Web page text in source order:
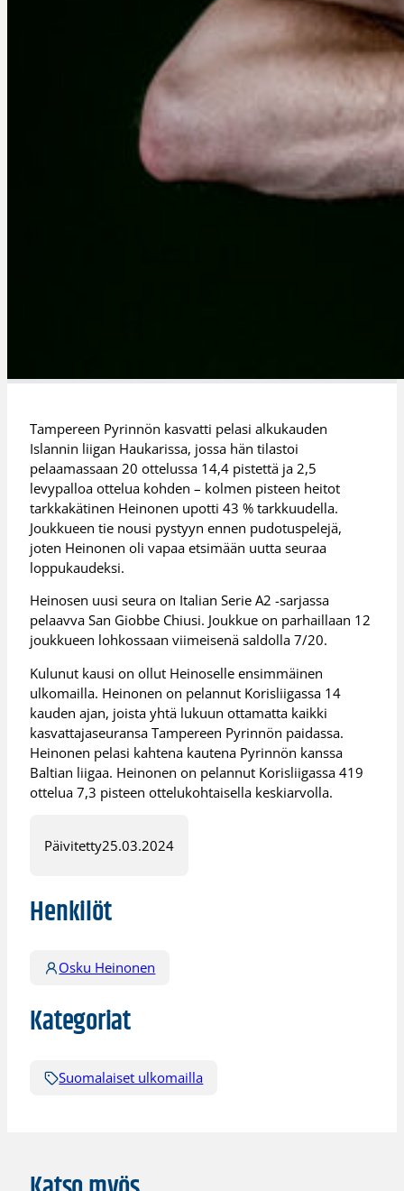
Tampereen Pyrinnön kasvatti pelasi alkukauden
Islannin liigan Haukarissa, jossa hän tilastoi
pelaamassaan 20 ottelussa 14,4 pistettä ja 2,5
levypalloa ottelua kohden – kolmen pisteen heitot
tarkkakätinen Heinonen upotti 43 % tarkkuudella.
Joukkueen tie nousi pystyyn ennen pudotuspelejä,
joten Heinonen oli vapaa etsimään uutta seuraa
loppukaudeksi.
Heinosen uusi seura on Italian Serie A2 -sarjassa
pelaavva San Giobbe Chiusi. Joukkue on parhaillaan 12
joukkueen lohkossaan viimeisenä saldolla 7/20.
Kulunut kausi on ollut Heinoselle ensimmäinen
ulkomailla. Heinonen on pelannut Korisliigassa 14
kauden ajan, joista yhtä lukuun ottamatta kaikki
kasvattajaseuransa Tampereen Pyrinnön paidassa.
Heinonen pelasi kahtena kautena Pyrinnön kanssa
Baltian liigaa. Heinonen on pelannut Korisliigassa 419
ottelua 7,3 pisteen ottelukohtaisella keskiarvolla.
Päivitetty25.03.2024
Henkilöt
Osku Heinonen
Kategoriat
Suomalaiset ulkomailla